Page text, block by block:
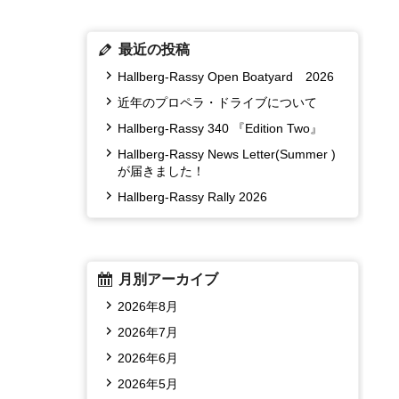
最近の投稿
Hallberg-Rassy Open Boatyard 2026
近年のプロペラ・ドライブについて
Hallberg-Rassy 340 『Edition Two』
Hallberg-Rassy News Letter(Summer )
が届きました！
Hallberg-Rassy Rally 2026
月別アーカイブ
2026年8月
2026年7月
2026年6月
2026年5月